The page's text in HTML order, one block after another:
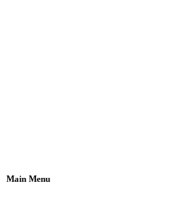
Main Menu